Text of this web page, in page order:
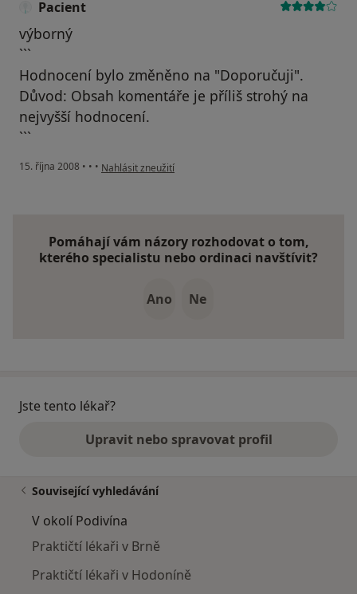
Pacient
výborný
```
Hodnocení bylo změněno na "Doporučuji".
Důvod: Obsah komentáře je příliš strohý na
nejvyšší hodnocení.
```
15. října 2008 • • • podle názoru uživatele Pacient
Nahlásit zneužití
Pomáhají vám názory rozhodovat o tom,
kterého specialistu nebo ordinaci navštívit?
Ano Ne
Jste tento lékař?
Upravit nebo spravovat profil
Související vyhledávání
V okolí Podivína
Praktičtí lékaři v Brně
Praktičtí lékaři v Hodoníně